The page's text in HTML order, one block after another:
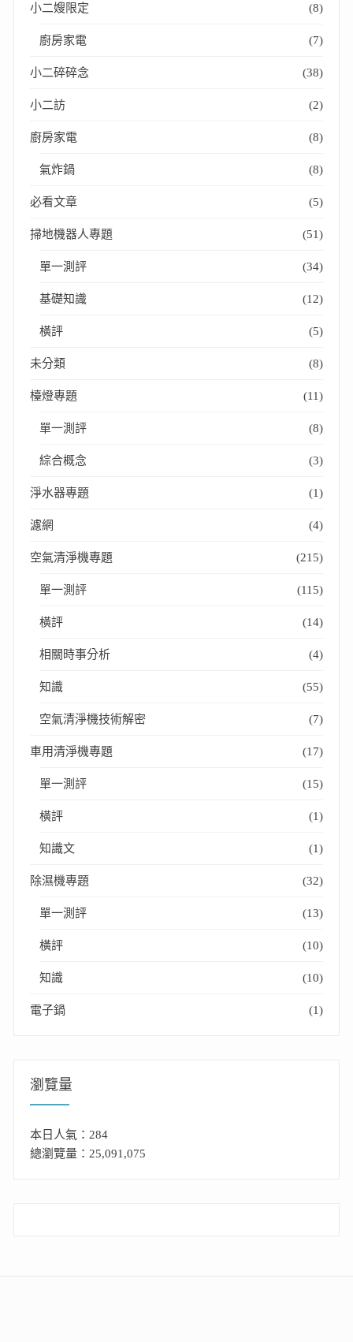
小二嫂限定 (8)
廚房家電 (7)
小二碎碎念 (38)
小二訪 (2)
廚房家電 (8)
氣炸鍋 (8)
必看文章 (5)
掃地機器人專題 (51)
單一測評 (34)
基礎知識 (12)
橫評 (5)
未分類 (8)
檯燈專題 (11)
單一測評 (8)
綜合概念 (3)
淨水器專題 (1)
濾網 (4)
空氣清淨機專題 (215)
單一測評 (115)
橫評 (14)
相關時事分析 (4)
知識 (55)
空氣清淨機技術解密 (7)
車用清淨機專題 (17)
單一測評 (15)
橫評 (1)
知識文 (1)
除濕機專題 (32)
單一測評 (13)
橫評 (10)
知識 (10)
電子鍋 (1)
瀏覽量
本日人氣：284
總瀏覽量：25,091,075